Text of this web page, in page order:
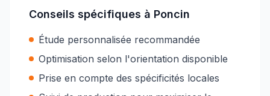
Conseils spécifiques à Poncin
Étude personnalisée recommandée
Optimisation selon l'orientation disponible
Prise en compte des spécificités locales